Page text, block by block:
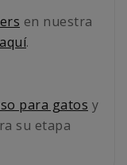
en nuestra
aquí.
para gatos y
su etapa